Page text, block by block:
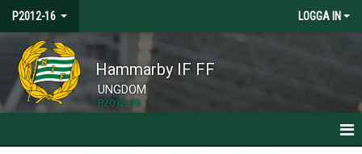
P2012-16 LOGGA IN
Hammarby IF FF
UNGDOM
P2012-16